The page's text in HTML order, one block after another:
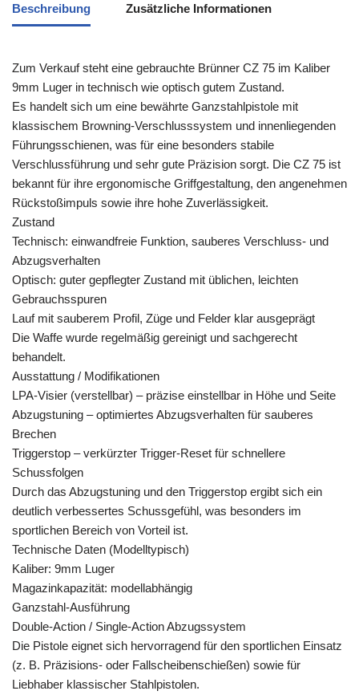
Beschreibung Zusätzliche Informationen
Zum Verkauf steht eine gebrauchte Brünner CZ 75 im Kaliber
9mm Luger in technisch wie optisch gutem Zustand.
Es handelt sich um eine bewährte Ganzstahlpistole mit
klassischem Browning-Verschlusssystem und innenliegenden
Führungsschienen, was für eine besonders stabile
Verschlussführung und sehr gute Präzision sorgt. Die CZ 75 ist
bekannt für ihre ergonomische Griffgestaltung, den angenehmen
Rückstoßimpuls sowie ihre hohe Zuverlässigkeit.
Zustand
Technisch: einwandfreie Funktion, sauberes Verschluss- und
Abzugsverhalten
Optisch: guter gepflegter Zustand mit üblichen, leichten
Gebrauchsspuren
Lauf mit sauberem Profil, Züge und Felder klar ausgeprägt
Die Waffe wurde regelmäßig gereinigt und sachgerecht
behandelt.
Ausstattung / Modifikationen
LPA-Visier (verstellbar) – präzise einstellbar in Höhe und Seite
Abzugstuning – optimiertes Abzugsverhalten für sauberes
Brechen
Triggerstop – verkürzter Trigger-Reset für schnellere
Schussfolgen
Durch das Abzugstuning und den Triggerstop ergibt sich ein
deutlich verbessertes Schussgefühl, was besonders im
sportlichen Bereich von Vorteil ist.
Technische Daten (Modelltypisch)
Kaliber: 9mm Luger
Magazinkapazität: modellabhängig
Ganzstahl-Ausführung
Double-Action / Single-Action Abzugssystem
Die Pistole eignet sich hervorragend für den sportlichen Einsatz
(z. B. Präzisions- oder Fallscheibenschießen) sowie für
Liebhaber klassischer Stahlpistolen.